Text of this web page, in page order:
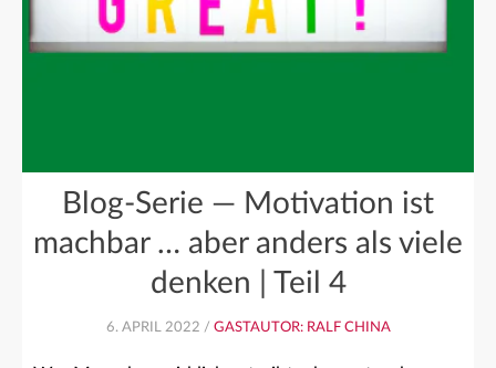
Blog-Serie — Motivation ist
machbar … aber anders als viele
denken | Teil 4
6. APRIL 2022 / GASTAUTOR: RALF CHINA